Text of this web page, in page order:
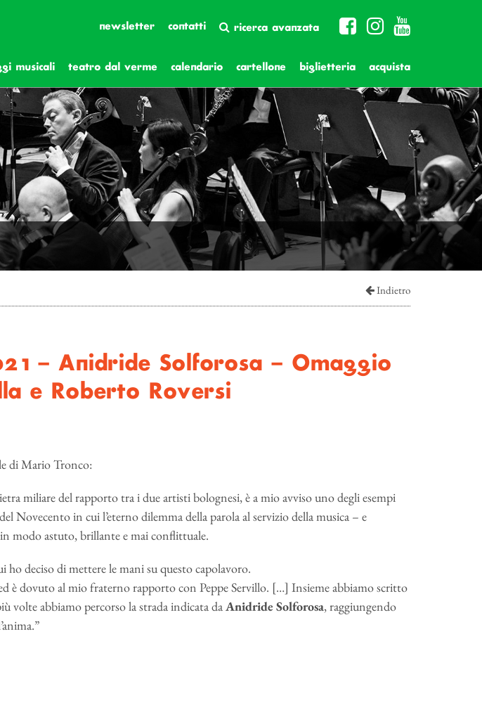
newsletter contatti ricerca avanzata
musicali teatro dal verme calendario cartellone biglietteria acquista
Indietro
– Anidride Solforosa – Omaggio
e Roberto Roversi
di Mario Tronco:
miliare del rapporto tra i due artisti bolognesi, è a mio avviso uno degli esempi
Novecento in cui l’eterno dilemma della parola al servizio della musica – e
modo astuto, brillante e mai conflittuale.
deciso di mettere le mani su questo capolavoro.
è dovuto al mio fraterno rapporto con Peppe Servillo. […] Insieme abbiamo scritto
volte abbiamo percorso la strada indicata daAnidride Solforosa, raggiungendo